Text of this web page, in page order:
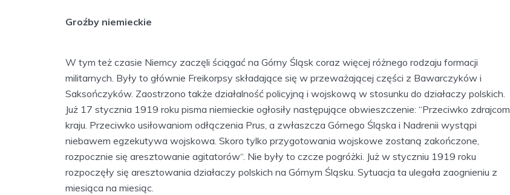
Groźby niemieckie
W tym też czasie Niemcy zaczęli ściągać na Górny Śląsk coraz więcej różnego rodzaju formacji
militarnych. Były to głównie Freikorpsy składające się w przeważającej części z Bawarczyków i
Saksończyków. Zaostrzono także działalność policyjną i wojskową w stosunku do działaczy polskich.
Już 17 stycznia 1919 roku pisma niemieckie ogłosiły następujące obwieszczenie: “Przeciwko zdrajcom
kraju. Przeciwko usiłowaniom odłączenia Prus, a zwłaszcza Górnego Śląska i Nadrenii wystąpi
niebawem egzekutywa wojskowa. Skoro tylko przygotowania wojskowe zostaną zakończone,
rozpocznie się aresztowanie agitatorów“. Nie były to czcze pogróżki. Już w styczniu 1919 roku
rozpoczęły się aresztowania działaczy polskich na Górnym Śląsku. Sytuacja ta ulegała zaognieniu z
miesiąca na miesiąc.